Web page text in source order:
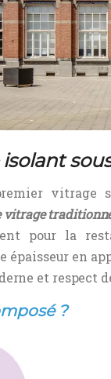
vitrage
vitrage
pour la
épaisseur en
et respect
?